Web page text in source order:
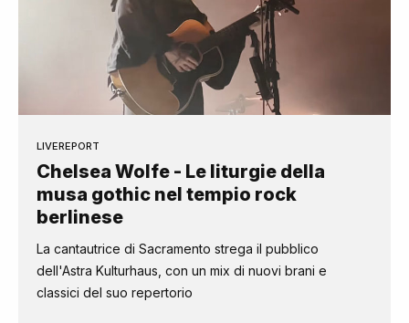
LIVEREPORT
Chelsea Wolfe - Le liturgie della
musa gothic nel tempio rock
berlinese
La cantautrice di Sacramento strega il pubblico
dell'Astra Kulturhaus, con un mix di nuovi brani e
classici del suo repertorio